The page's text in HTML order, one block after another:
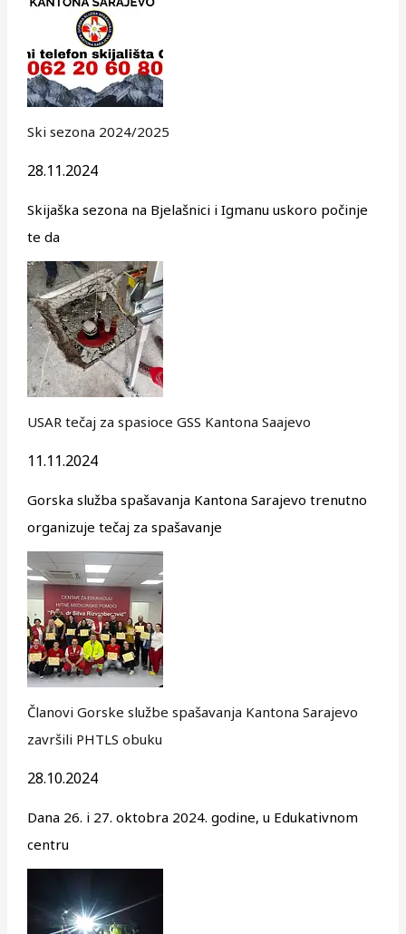
Ski sezona 2024/2025
28.11.2024
Skijaška sezona na Bjelašnici i Igmanu uskoro počinje
te da
USAR tečaj za spasioce GSS Kantona Saajevo
11.11.2024
Gorska služba spašavanja Kantona Sarajevo trenutno
organizuje tečaj za spašavanje
Članovi Gorske službe spašavanja Kantona Sarajevo
završili PHTLS obuku
28.10.2024
Dana 26. i 27. oktobra 2024. godine, u Edukativnom
centru